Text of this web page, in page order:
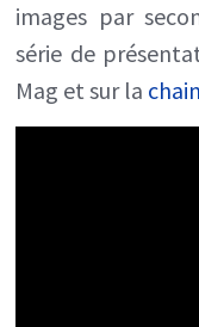
images par
série de
Mag et sur la